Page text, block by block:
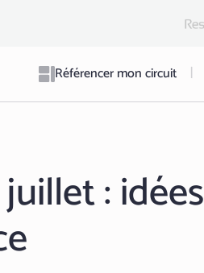
Référencer mon circuit |
: idées